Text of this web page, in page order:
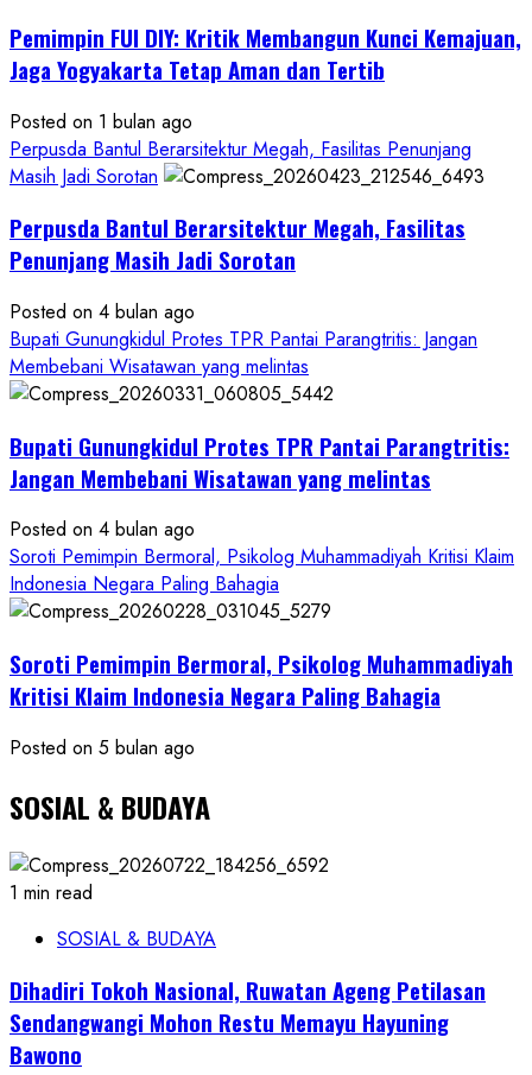
KDMP
Rp1,6
Diduga
Hanya
Separuhnya
Cair
ke
Ketum
PWRI
RI
Minta
Resmi
Pemimpin FUI DIY: Kritik Membangun Kunci Kemajuan,
Jaga Yogyakarta Tetap Aman dan Tertib
Posted on 1 bulan ago
Perpusda Bantul Berarsitektur Megah, Fasilitas Penunjang
Masih Jadi Sorotan
Perpusda Bantul Berarsitektur Megah, Fasilitas
Penunjang Masih Jadi Sorotan
Posted on 4 bulan ago
Bupati Gunungkidul Protes TPR Pantai Parangtritis: Jangan
Membebani Wisatawan yang melintas
Bupati Gunungkidul Protes TPR Pantai Parangtritis:
Jangan Membebani Wisatawan yang melintas
Posted on 4 bulan ago
Soroti Pemimpin Bermoral, Psikolog Muhammadiyah Kritisi Klaim
Indonesia Negara Paling Bahagia
Soroti Pemimpin Bermoral, Psikolog Muhammadiyah
Kritisi Klaim Indonesia Negara Paling Bahagia
Posted on 5 bulan ago
SOSIAL & BUDAYA
1 min read
SOSIAL & BUDAYA
Dihadiri Tokoh Nasional, Ruwatan Ageng Petilasan
Sendangwangi Mohon Restu Memayu Hayuning
Bawono